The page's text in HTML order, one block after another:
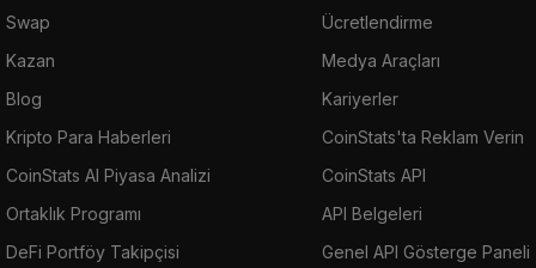
Swap
Kazan
Blog
Kripto Para Haberleri
CoinStats AI Piyasa Analizi
Ortaklık Programı
DeFi Portföy Takipçisi
Ücretlendirme
Medya Araçları
Kariyerler
CoinStats'ta Reklam Verin
CoinStats API
API Belgeleri
Genel API Gösterge Paneli